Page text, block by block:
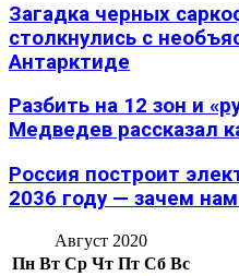
Загадка черных
столкнулись с
Антарктиде
Разбить на 12 зон и
Медведев рассказал
Россия построит
2036 году — зачем
Август 2020
Пн Вт Ср Чт Пт Сб Вс